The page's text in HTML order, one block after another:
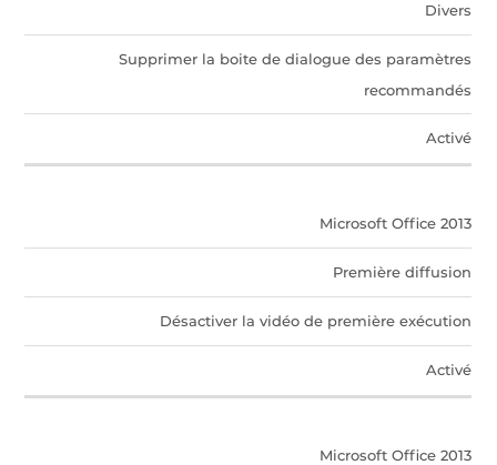
Divers
Supprimer la boite de dialogue des paramètres
recommandés
Activé
Microsoft Office 2013
Première diffusion
Désactiver la vidéo de première exécution
Activé
Microsoft Office 2013